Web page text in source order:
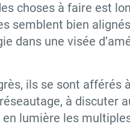
choses à faire est
semblent bien
dans une visée
ils se sont afférés
à discuter
lumière les